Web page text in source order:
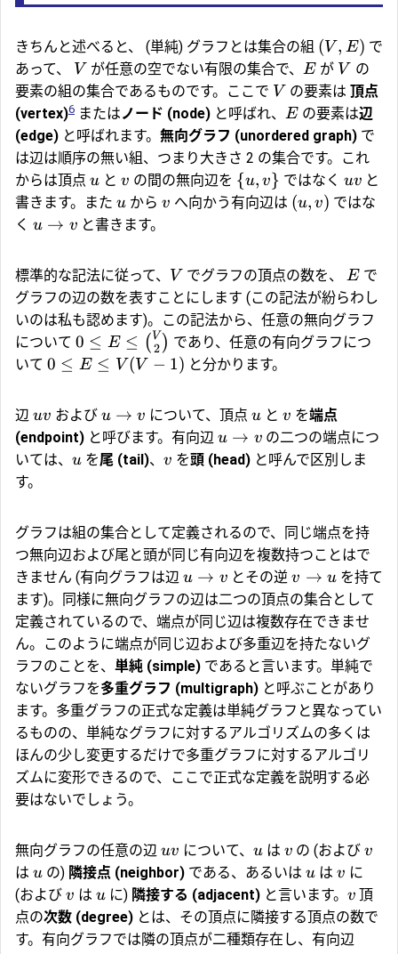
きちんと述べると、 (単純) グラフとは集合の組 (V , E) で
あって、
V が任意の空でない有限の集合で、 E が V の
要素の組の集合であるものです。ここで V の要素は頂点
(vertex)6 またはノード (node) と呼ばれ、 E の要素は辺
(edge) と呼ばれます。 無向グラフ (unordered graph) で
は辺は順序の無い組、つまり大きさ 2 の集合です。これ
からは頂点 u と v の間の無向辺を {u, v} ではなく uv と
書きます。また u から v へ向かう有向辺は (u, v) ではな
く u → v と書きます。
標準的な記法に従って、 V でグラフの頂点の数を、 E で
グラフの辺の数を表すことにします (この記法が紛らわし
いのは私も認めます)。この記法から、任意の無向グラフ
について 0 ≤ E ≤ ( 2
V ) であり、任意の有向グラフにつ
いて 0 ≤ E ≤ V (V − 1) と分かります。
辺 uv および u → v について、頂点u とv を端点
(endpoint) と呼びます。有向辺 u → v の二つの端点につ
いては、 u を尾 (tail)、 v を頭 (head)と呼んで区別しま
す。
グラフは組の集合として定義されるので、同じ端点を持
つ無向辺および尾と頭が同じ有向辺を複数持つことはで
きません (有向グラフは辺 u → v とその逆v → uを持て
ます)。同様に無向グラフの辺は二つの頂点の集合として
定義されているので、端点が同じ辺は複数存在できませ
ん。このように端点が同じ辺および多重辺を持たないグ
ラフのことを、 単純 (simple) であると言います。単純で
ないグラフを多重グラフ (multigraph) と呼ぶことがあり
ます。多重グラフの正式な定義は単純グラフと異なってい
るものの、単純なグラフに対するアルゴリズムの多くは
ほんの少し変更するだけで多重グラフに対するアルゴリ
ズムに変形できるので、ここで正式な定義を説明する必
要はないでしょう。
無向グラフの任意の辺 uv について、 uは v の (およびv
は u の) 隣接点 (neighbor) である、あるいは u は v に
(および v は uに) 隣接する (adjacent)と言います。 v 頂
点の次数 (degree) とは、その頂点に隣接する頂点の数で
す。有向グラフでは隣の頂点が二種類存在し、有向辺